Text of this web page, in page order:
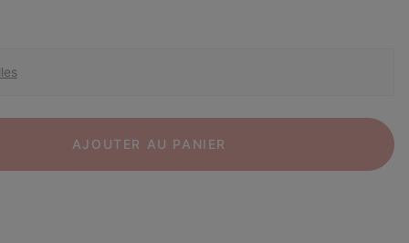
AJOUTER AU PANIER